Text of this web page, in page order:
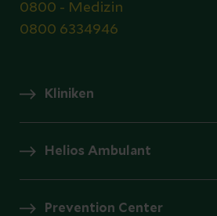
0800 - Medizin
0800 6334946
Kliniken
Helios Ambulant
Prevention Center